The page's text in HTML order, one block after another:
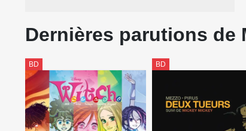
Dernières parutions de
BD BD